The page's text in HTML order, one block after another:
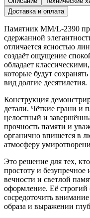
Доставка и оплата
Памятник ММ/L-2390
сдержанной
отличается ясностью
создаёт ощущение
обладает
которые будут
вид долгие десятилетия.
Конструкция
детали. Чёткие грани и
целостный и
прочность памяти и
органично впишется в
атмосферу
Это решение для тех,
простоту и
вечности и светлой
оформление. Её строгий
сосредоточить
образа и выражении